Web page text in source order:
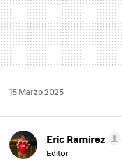
15 Marzo 2025
Eric Ramirez
Editor